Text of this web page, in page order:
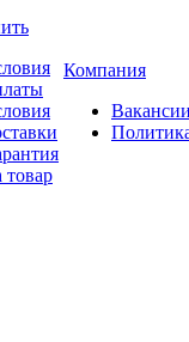
товар
Компания